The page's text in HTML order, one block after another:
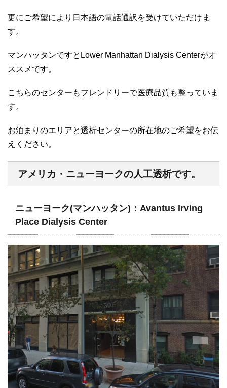
更にご希望により日本語の電話通訳を受けていただけま
す。
マンハッタンですとLower Manhattan Dialysis Centerがオ
ススメです。
こちらのセンターもフレンドリーで医療品質も整っていま
す。
お泊まりのエリアと透析センターの所在地のご希望をお伝
えください。
アメリカ・ニューヨークの人工透析です。
ニューヨーク(マンハッタン)：Avantus Irving
Place Dialysis Center